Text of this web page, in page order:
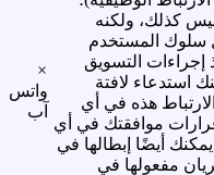
كذلك، ولكنه
سلوك المستخدم
إجراءات التسويق
استدعاء لافتة
هذه في أي
موافقتك في أي
أيضًا إبطالها في
مفعولها في
×
واتس
آب